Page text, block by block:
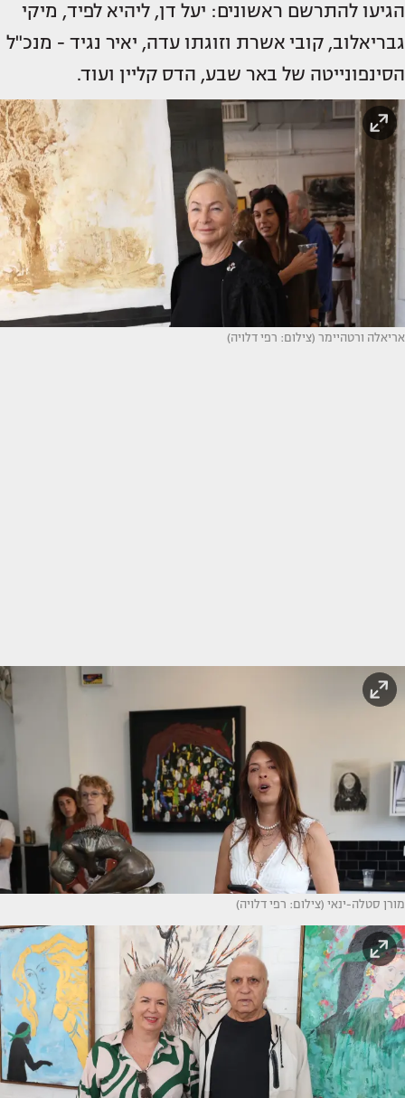
הגיעו להתרשם ראשונים: יעל דן, ליהיא לפיד, מיקי
גבריאלוב, קובי אשרת וזוגתו עדה, יאיר נגיד - מנכ"ל
הסינפונייטה של באר שבע, הדס קליין ועוד.
אריאלה ורטהיימר (צילום: רפי דלויה)
מורן סטלה-ינאי (צילום: רפי דלויה)